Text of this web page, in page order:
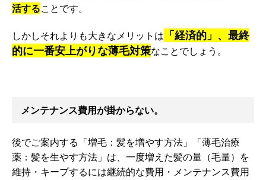
活することです。
しかしそれよりも大きなメリットは 「経済的」、最終
的に一番安上がりな薄毛対策なことでしょう。
メンテナンス費用が掛からない。
後でご案内する「増毛：髪を増やす方法」「薄毛治療
薬：髪を生やす方法」は、一度増えた髪の量（毛量）を
維持・キープするには継続的な費用・メンテナンス費用